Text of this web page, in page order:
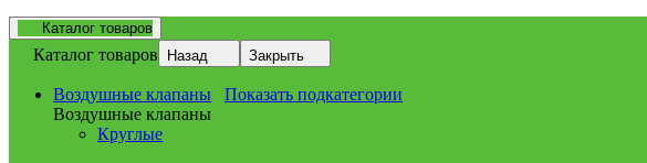
Каталог товаров
Каталог товаров Назад Закрыть
Воздушные клапаны
Показать подкатегории
Воздушные клапаны
Круглые